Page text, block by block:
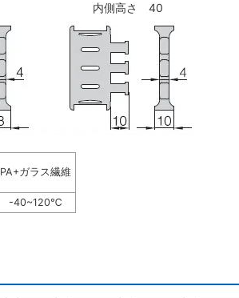
内側高さ 40
PA+ガラス繊維
-40~120℃